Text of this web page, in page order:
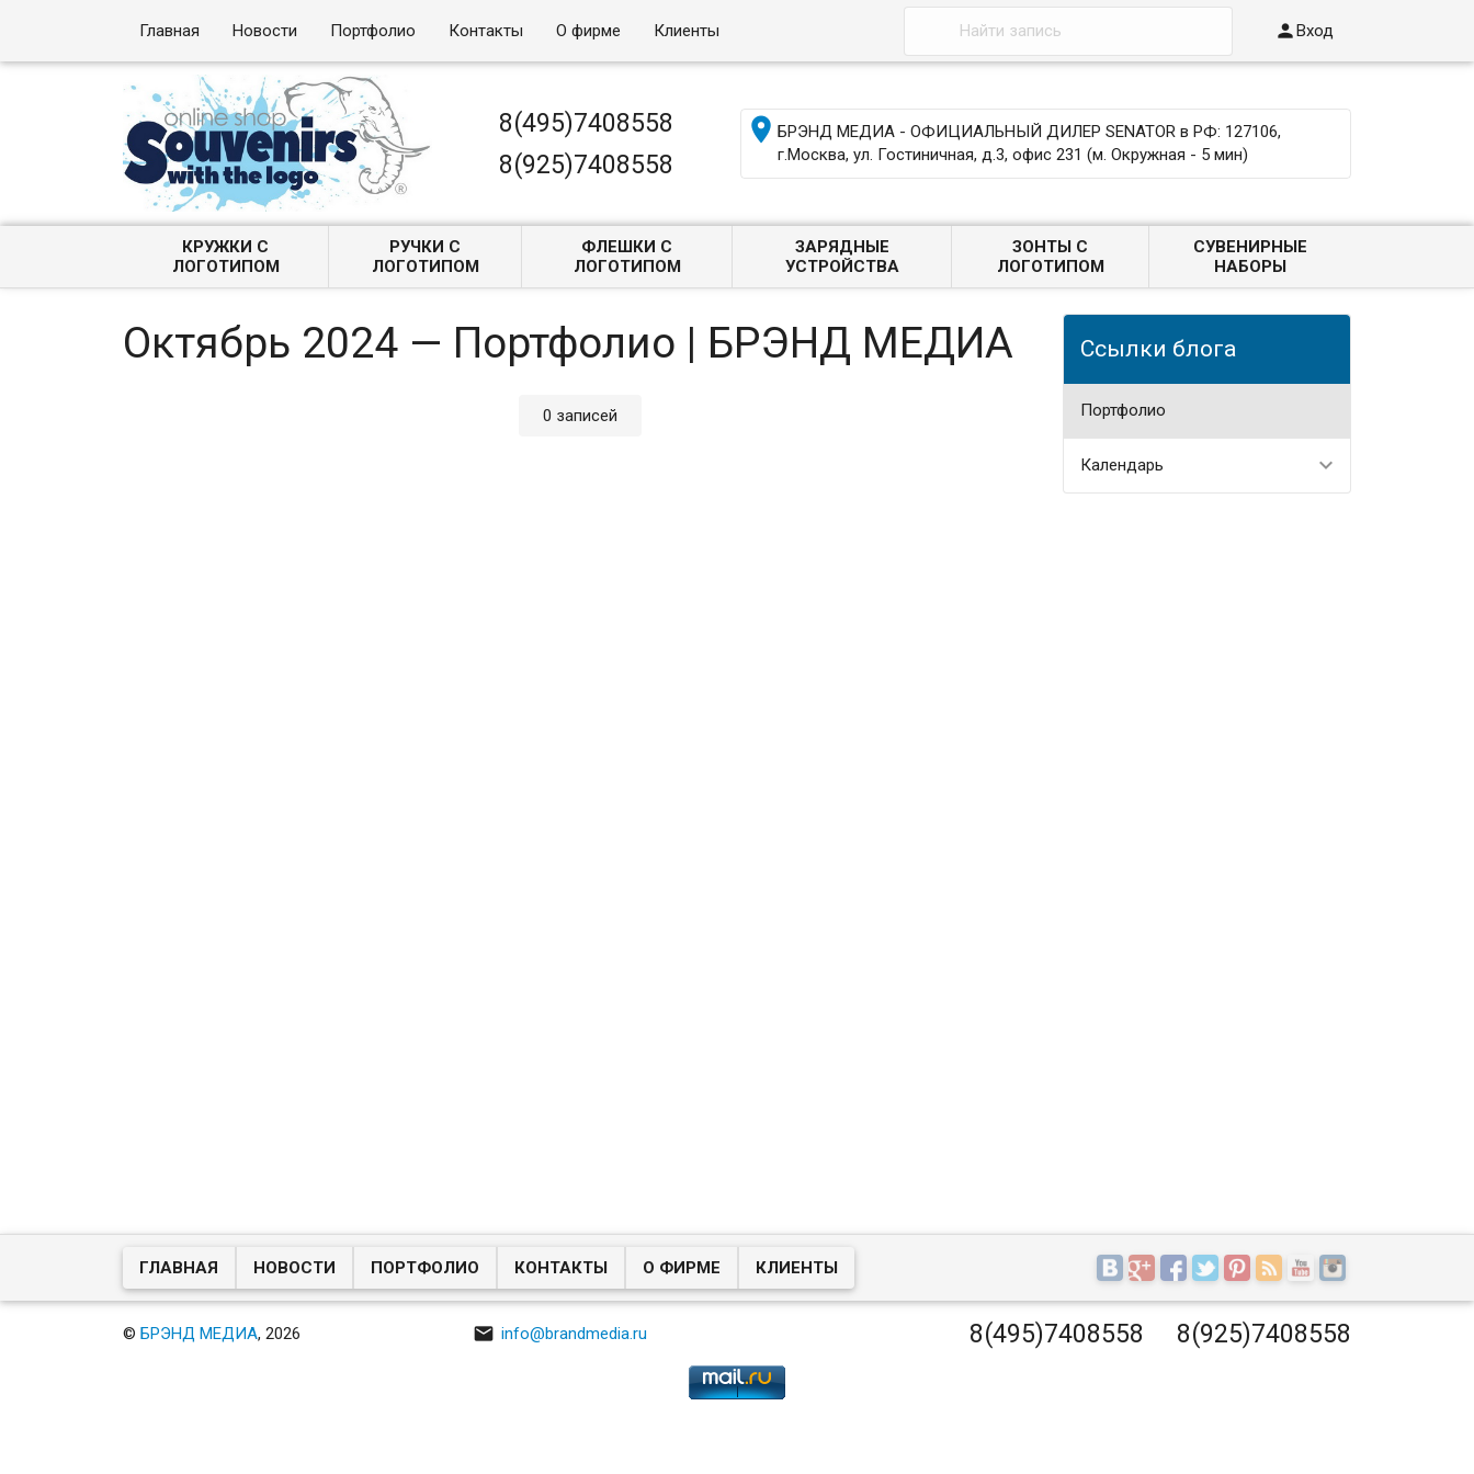
Главная Новости Портфолио Контакты О фирме Клиенты Вход
8(495)7408558
8(925)7408558
БРЭНД МЕДИА - ОФИЦИАЛЬНЫЙ ДИЛЕР SENATOR в РФ: 127106,
г.Москва, ул. Гостиничная, д.3, офис 231 (м. Окружная - 5 мин)
КРУЖКИ С
ЛОГОТИПОМ
РУЧКИ С
ЛОГОТИПОМ
ФЛЕШКИ С
ЛОГОТИПОМ
ЗАРЯДНЫЕ
УСТРОЙСТВА
ЗОНТЫ С
ЛОГОТИПОМ
СУВЕНИРНЫЕ
НАБОРЫ
Ссылки блога
Портфолио
Календарь
Октябрь 2024 — Портфолио | БРЭНД МЕДИА
0 записей
ГЛАВНАЯ НОВОСТИ ПОРТФОЛИО КОНТАКТЫ О ФИРМЕ КЛИЕНТЫ
©БРЭНД МЕДИА, 2026  info@brandmedia.ru 8(495)7408558 8(925)7408558